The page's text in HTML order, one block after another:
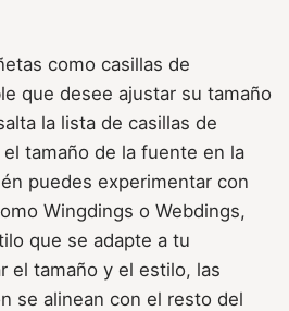
como casillas de
que desee ajustar su tamaño
la lista de casillas de
tamaño de la fuente en la
puedes experimentar con
Wingdings o Webdings,
que se adapte a tu
el tamaño y el estilo, las
se alinean con el resto del